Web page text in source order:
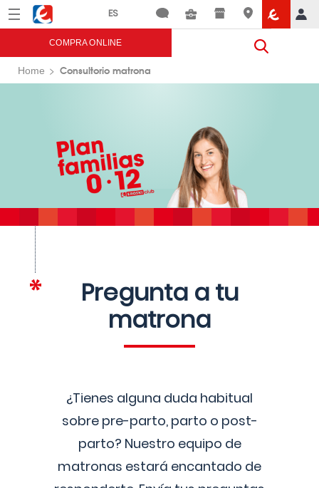
Menú Eroski
COMPRA ONLINE
Home Consultorio matrona
Pregunta a tu
matrona
¿Tienes alguna duda habitual
sobre pre-parto, parto o post-
parto? Nuestro equipo de
matronas estará encantado de